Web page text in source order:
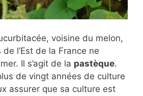
voisine du melon,
l’Est de la France ne
Il s’agit de la pastèque.
de vingt années de culture
assurer que sa culture est